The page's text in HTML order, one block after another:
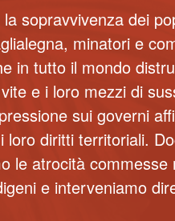
sopravvivenza dei
minatori e
in tutto il mondo
e i loro mezzi di
sui governi
loro diritti territoriali.
le atrocità commesse
e interveniamo